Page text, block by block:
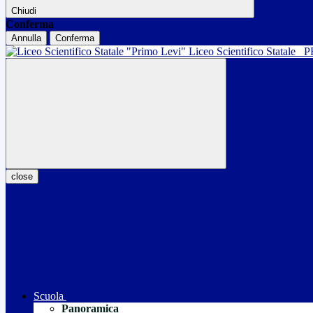
Chiudi
Conferma
Annulla Conferma
Liceo Scientifico Statale
close
Scuola
Panoramica